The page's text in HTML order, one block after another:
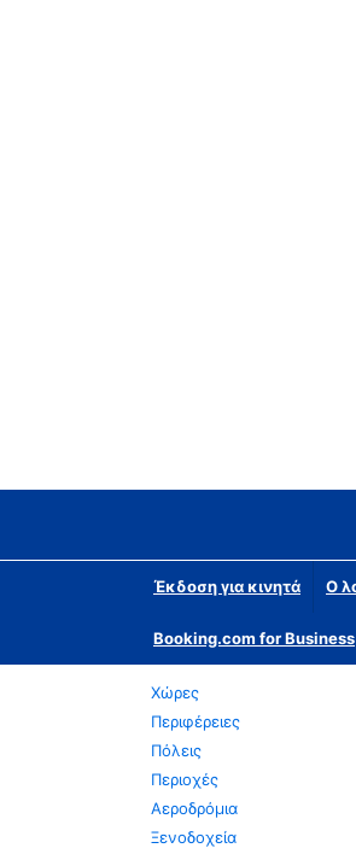
Έκδοση για κινητά Ο
Booking.com for Business
Χώρες
Περιφέρειες
Πόλεις
Περιοχές
Αεροδρόμια
Ξενοδοχεία